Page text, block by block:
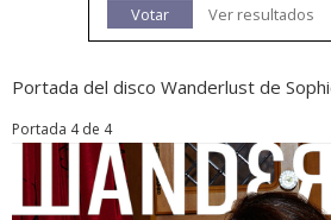
Votar
Ver resultados
Portada del disco Wanderlust de
Portada 4 de 4